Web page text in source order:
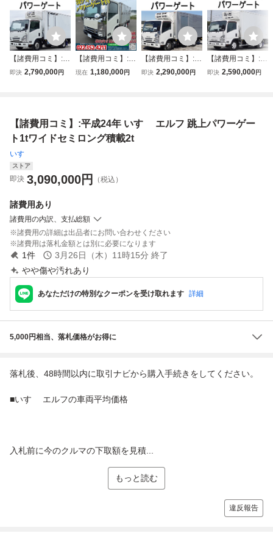
【諸費用コミ】:平
成29年 いすゞ エ
即決 2,790,000円
【諸費用コミ】:☆
車検1年付☆ 平成
ター 2t
現在 1,180,000円
【諸費用コミ】:平
成28年 いすゞ エ
即決 2,290,000円
【諸費用コミ】:平
成31年 いすゞ エ
即決 2,590,000円
【諸費用コミ】:平成24年 いすゞ エルフ 跳上パワーゲー
ト1tワイドセミロング積載2t
いすゞ
ストア
即決 3,090,000円 （税込）
諸費用あり
諸費用の内訳、支払総額
諸費用の詳細は出品者にお問い合わせください
諸費用は落札金額とは別に必要になります
1件 3月26日（木）11時15分 終了
やや傷や汚れあり
あなただけの特別なクーポンを受け取れます 詳細
5,000円相当、落札価格がお得に
落札後、48時間以内に取引ナビから購入手続きをしてください。
■いすゞ エルフの車両平均価格
入札前に今のクルマの下取額を見積...
もっと読む
違反報告